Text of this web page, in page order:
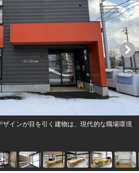
ザインが目を引く建物は、現代的な職場環境